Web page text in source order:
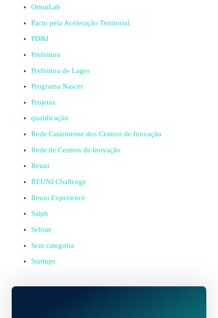
OrionLab
Pacto pela Aceleração Territorial
PD&I
Prefeitura
Prefeitura de Lages
Programa Nascer
Projetos
qualificação
Rede Catarinense dos Centros de Inovação
Rede de Centros de Inovação
Reuni
REUNI Challenge
Reuni Experience
Saiph
Sebrae
Sem categoria
Startups